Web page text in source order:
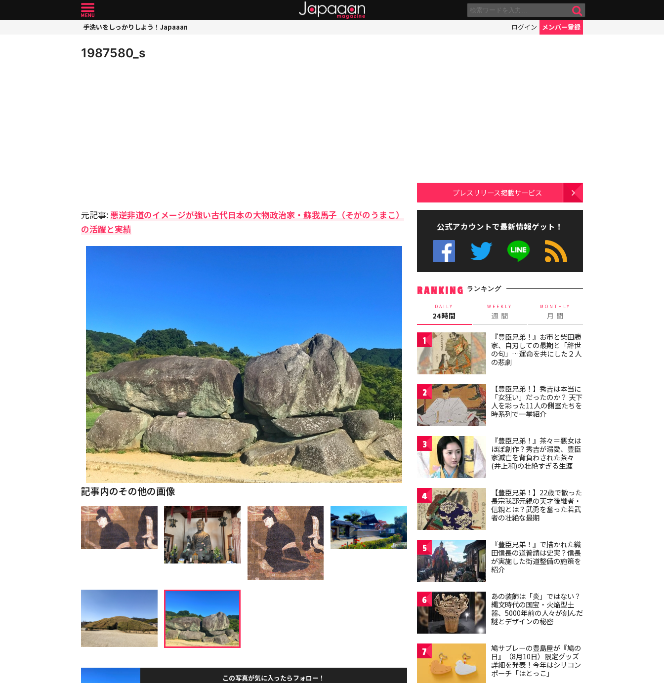
手洗いをしっかりしよう！Japaaan ログイン メンバー登録
1987580_s
元記事:悪逆非道のイメージが強い古代日本の大物政治家・蘇我馬子（そがのうまこ）
の活躍と実績
記事内のその他の画像
この写真が気に入ったらフォロー！
プレスリリース掲載サービス
公式アカウントで最新情報ゲット！
RANKING ランキング
DAILY
24時間
WEEKLY
週 間
MONTHLY
月 間
1
『豊臣兄弟！』お市と柴田勝
家、自刃しての最期と「辞世
の句」…運命を共にした２人
の悲劇
2
【豊臣兄弟！】秀吉は本当に
「女狂い」だったのか？ 天下
人を彩った11人の側室たちを
時系列で一挙紹介
3
『豊臣兄弟！』茶々＝悪女は
ほぼ創作？秀吉が溺愛、豊臣
家滅亡を背負わされた茶々
(井上和)の壮絶すぎる生涯
4
【豊臣兄弟！】22歳で散った
長宗我部元親の天才後継者・
信親とは？武勇を奮った若武
者の壮絶な最期
5
『豊臣兄弟！』で描かれた織
田信長の道普請は史実？信長
が実施した街道整備の施策を
紹介
6
あの装飾は「炎」ではない？
縄文時代の国宝・火焔型土
器、5000年前の人々が刻んだ
謎とデザインの秘密
7
鳩サブレーの豊島屋が『鳩の
日』（8月10日）限定グッズ
詳細を発表！今年はシリコン
ポーチ「はとっこ」